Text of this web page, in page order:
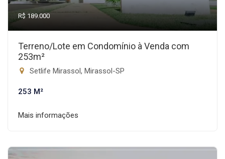
R$ 189.000
Terreno/Lote em Condomínio à Venda com
253m²
Setlife Mirassol, Mirassol-SP
253 M²
Mais informações